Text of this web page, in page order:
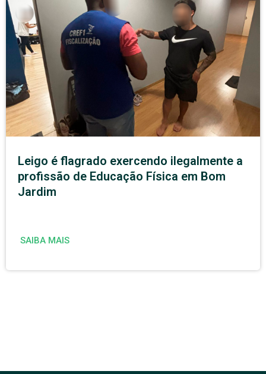
Leigo é flagrado exercendo ilegalmente a
profissão de Educação Física em Bom
Jardim
SAIBA MAIS